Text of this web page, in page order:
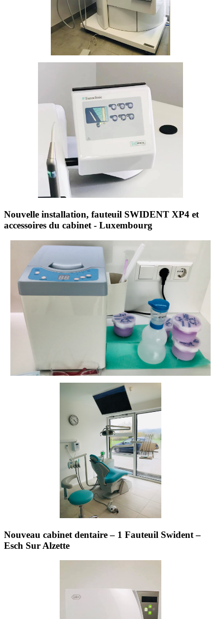
Nouvelle installation, fauteuil SWIDENT XP4 et
accessoires du cabinet - Luxembourg
Nouveau cabinet dentaire – 1 Fauteuil Swident –
Esch Sur Alzette